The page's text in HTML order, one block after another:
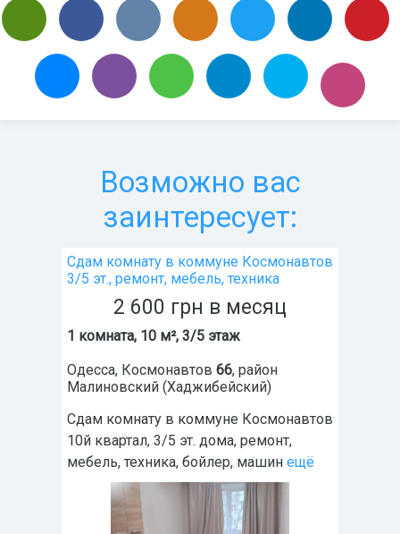
Возможно вас
заинтересует:
Сдам комнату в коммуне Космонавтов
3/5 эт., ремонт, мебель, техника
2 600 грн в месяц
1 комната, 10 м², 3/5 этаж
Одесса, Космонавтов 66, район
Малиновский (Хаджибейский)
Сдам комнату в коммуне Космонавтов
10й квартал, 3/5 эт. дома, ремонт,
мебель, техника, бойлер, машин ещё